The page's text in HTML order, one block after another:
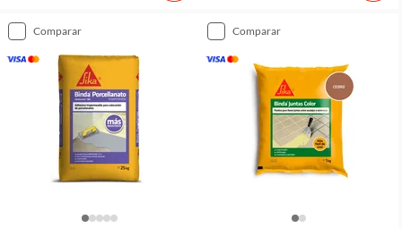
comparar comparar